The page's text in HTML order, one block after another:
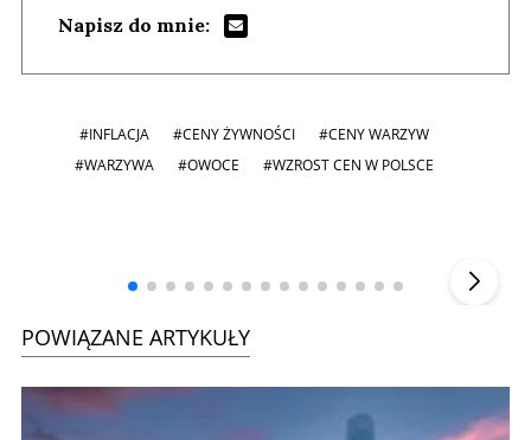
Napisz do mnie:
#INFLACJA #CENY ŻYWNOŚCI
#CENY WARZYW
#WARZYWA
#OWOCE #WZROST CEN W POLSCE
POWIĄZANE ARTYKUŁY